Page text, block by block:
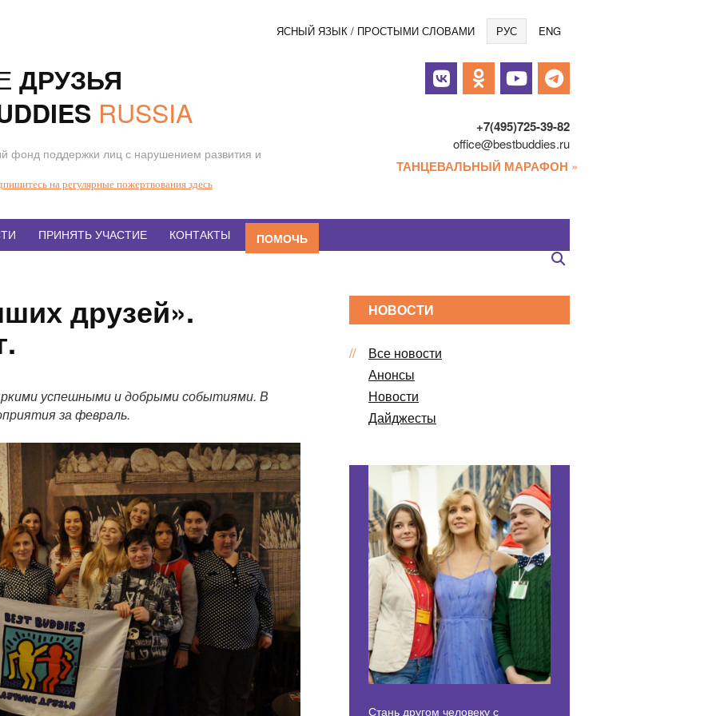
ЯСНЫЙ ЯЗЫК / ПРОСТЫМИ СЛОВАМИ РУС ENG
ДРУЗЬЯ
RUSSIA
фонд поддержки лиц с нарушением развития и
+7(495)725-39-82
office@bestbuddies.ru
ТАНЦЕВАЛЬНЫЙ МАРАФОН »
на регулярные пожертвования здесь
ПРИНЯТЬ УЧАСТИЕ КОНТАКТЫ ПОМОЧЬ
друзей».
успешными и добрыми событиями. В
за февраль.
НОВОСТИ
Все новости
Анонсы
Новости
Дайджесты
Стань другом человеку с